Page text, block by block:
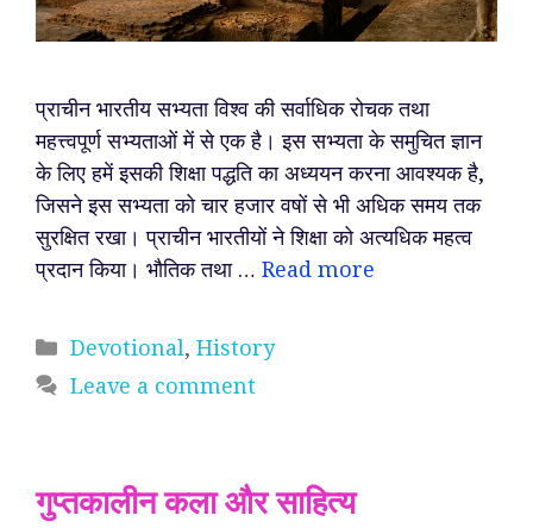
प्राचीन भारतीय सभ्यता विश्व की सर्वाधिक रोचक तथा
महत्त्वपूर्ण सभ्यताओं में से एक है। इस सभ्यता के समुचित ज्ञान
के लिए हमें इसकी शिक्षा पद्धति का अध्ययन करना आवश्यक है,
जिसने इस सभ्यता को चार हजार वषों से भी अधिक समय तक
सुरक्षित रखा। प्राचीन भारतीयों ने शिक्षा को अत्यधिक महत्व
प्रदान किया। भौतिक तथा … Read more
Categories
Devotional, History
Leave a comment
गुप्तकालीन कला और साहित्य